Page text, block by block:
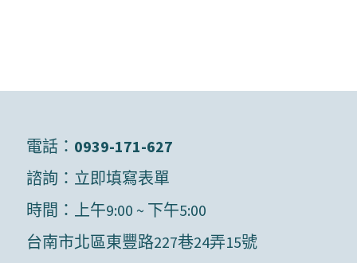
電話： 0939-171-627
諮詢： 立即填寫表單
時間：上午9:00 ~ 下午5:00
台南市北區東豐路227巷24弄15號